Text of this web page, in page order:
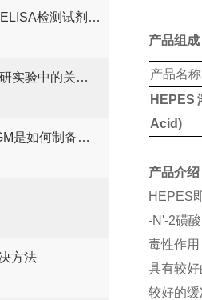
人转铁蛋白（TRF）ELISA检测试剂盒操作说明！
HAMA干扰物质：科研实验中的关键角色
亿迅生物 小鼠抗人IGM是如何制备的呢？
方法
产品组成
产品名称
HEPES
Acid)
产品介绍
HEPES
-N'-2磺
毒性作
具有较
较好的